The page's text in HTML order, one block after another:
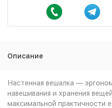
Описание
Настенная вешалка —
навешивания и хранения
максимальной практичности